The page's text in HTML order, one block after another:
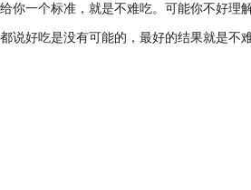
你一个标准，就是不难吃。可能你不好理
说好吃是没有可能的，最好的结果就是不